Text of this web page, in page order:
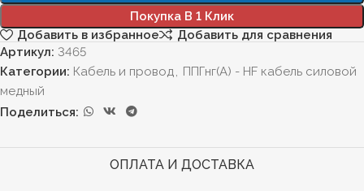
Покупка В 1 Клик
Добавить в избранное
Добавить для сравнения
Артикул: 3465
Категории: Кабель и провод, ППГнг(А) - HF кабель силовой
медный
Поделиться:
ОПЛАТА И ДОСТАВКА